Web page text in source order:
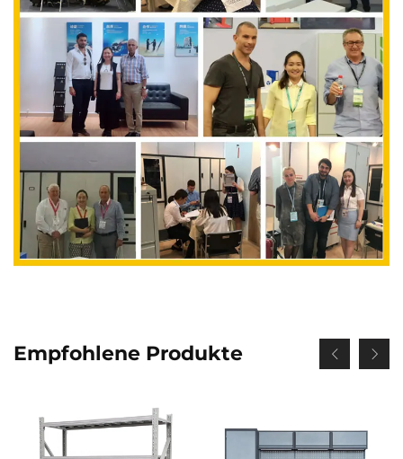
Empfohlene Produkte